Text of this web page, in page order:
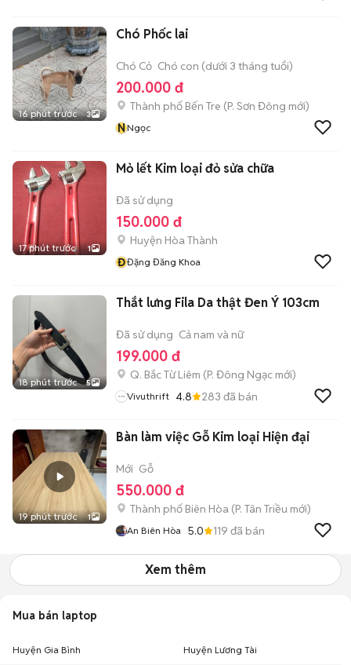
16 phút trước 3
Chó Phốc lai
Chó Cỏ Chó con (dưới 3 tháng tuổi)
200.000 đ
Thành phố Bến Tre (P. Sơn Đông mới)
NNgọc
17 phút trước 1
Mỏ lết Kim loại đỏ sửa chữa
Đã sử dụng
150.000 đ
Huyện Hòa Thành
ĐĐặng Đăng Khoa
18 phút trước 5
Thắt lưng Fila Da thật Đen Ý 103cm
Đã sử dụng Cả nam và nữ
199.000 đ
Q. Bắc Từ Liêm (P. Đông Ngạc mới)
Vivuthrift 4.8 283 đã bán
19 phút trước 1
Bàn làm việc Gỗ Kim loại Hiện đại
Mới Gỗ
550.000 đ
Thành phố Biên Hòa (P. Tân Triều mới)
An Biên Hòa 5.0 119 đã bán
Xem thêm
Mua bán laptop
Huyện Gia Bình Huyện Lương Tài